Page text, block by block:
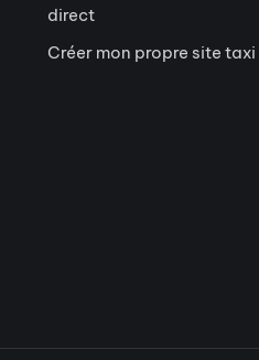
direct
Créer mon propre site taxi